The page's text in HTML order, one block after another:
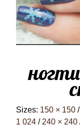
Sizes: 150 × 150 /
1 024 / 240 × 240